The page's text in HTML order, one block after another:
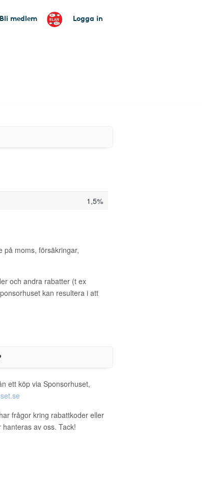
Bli medlem Logga in
1,5%
på moms, försäkringar,
och andra rabatter (t ex
kan resultera i att
ett köp via Sponsorhuset,
frågor kring rabattkoder eller
av oss. Tack!